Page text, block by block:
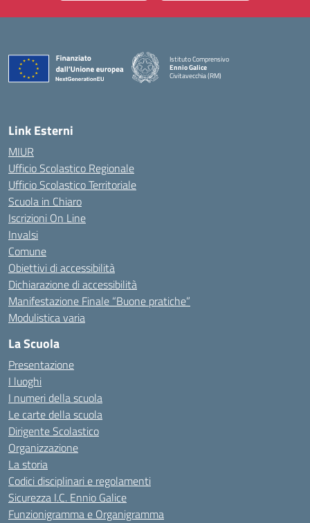
Istituto Comprensivo
Ennio Galice
Civitavecchia (RM)
Link Esterni
MIUR
Ufficio Scolastico Regionale
Ufficio Scolastico Territoriale
Scuola in Chiaro
Iscrizioni On Line
Invalsi
Comune
Obiettivi di accessibilità
Dichiarazione di accessibilità
Manifestazione Finale “Buone pratiche”
Modulistica varia
La Scuola
Presentazione
I luoghi
I numeri della scuola
Le carte della scuola
Dirigente Scolastico
Organizzazione
La storia
Codici disciplinari e regolamenti
Sicurezza I.C. Ennio Galice
Funzionigramma e Organigramma